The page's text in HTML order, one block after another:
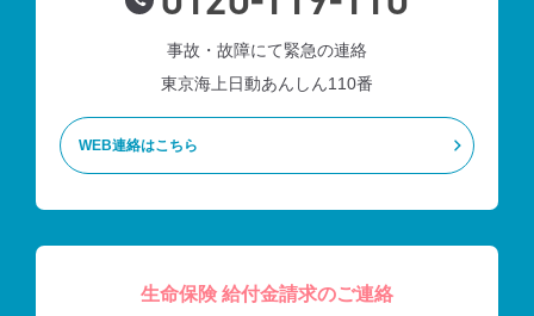
事故・故障にて緊急の連絡
東京海上日動あんしん110番
WEB連絡はこちら
生命保険 給付金請求のご連絡